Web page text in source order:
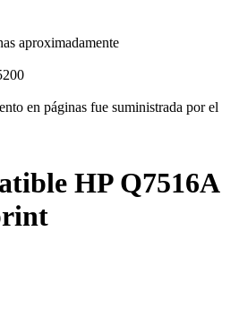
aproximadamente
en páginas fue suministrada por el
HP Q7516A